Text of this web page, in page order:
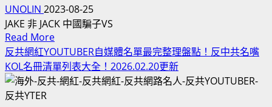
差
異！
外
國
人
訪
家
篇
前
言！
新
加
為
何
不
垮
台？
舔
UNOLIN 2023-08-25
JAKE 非 JACK 中國騙子VS
Read MoreRead
more
about
JAKE
反共網紅YOUTUBER自媒體名單最完整理盤點！反中共名嘴
KOL名冊清單列表大全！2026.02.20更新